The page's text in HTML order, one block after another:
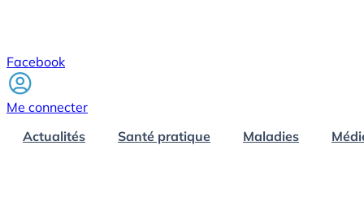
Facebook
Me connecter
Actualités
Santé pratique Maladies